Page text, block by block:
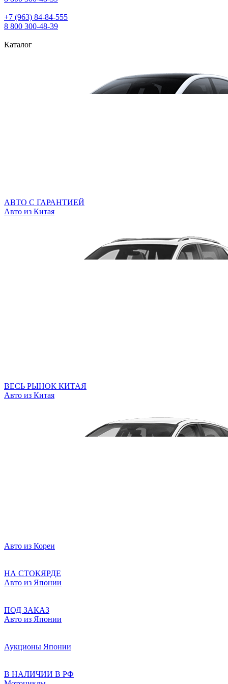
+7 (963) 84‑84‑555
8 800 300‑48‑39
Каталог
АВТО С ГАРАНТИЕЙ
Авто из Китая
ВЕСЬ РЫНОК КИТАЯ
Авто из Китая
Авто из Кореи
НА СТОКЯРДЕ
Авто из Японии
ПОД ЗАКАЗ
Авто из Японии
Аукционы Японии
В НАЛИЧИИ В РФ